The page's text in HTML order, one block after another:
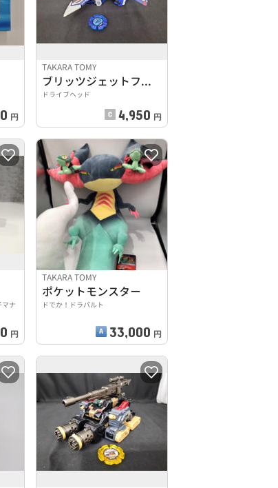
円
TAKARA TOMY
ブリッツジェットファイター
ドライブヘッド
4,950 円
ナ
円
TAKARA TOMY
ポケットモンスター
ドでか！ドラパルト
33,000 円